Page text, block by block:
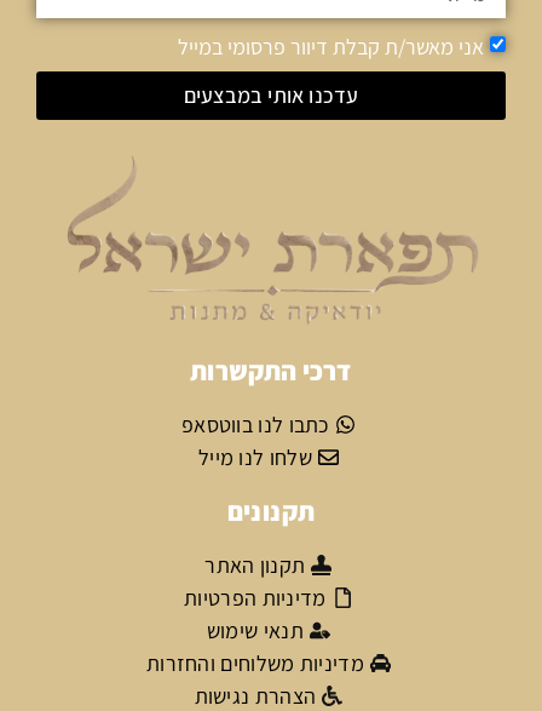
אני מאשר/ת קבלת דיוור פרסומי במייל
עדכנו אותי במבצעים
דרכי התקשרות
כתבו לנו בווטסאפ
שלחו לנו מייל
תקנונים
תקנון האתר
מדיניות הפרטיות
תנאי שימוש
מדיניות משלוחים והחזרות
הצהרת נגישות